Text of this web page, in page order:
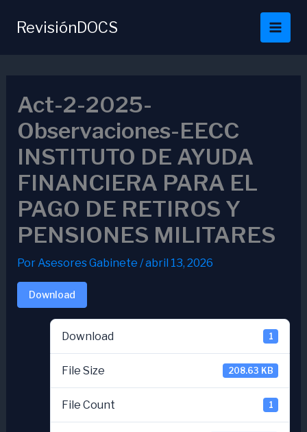
RevisiónDOCS
Act-2-2025-
Observaciones-EECC
INSTITUTO DE AYUDA
FINANCIERA PARA EL
PAGO DE RETIROS Y
PENSIONES MILITARES
PorAsesores Gabinete /abril 13, 2026
Download
Download 1
File Size 208.63 KB
File Count 1